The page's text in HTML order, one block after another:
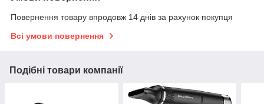
Повернення товару впродовж 14 днів за рахунок покупця
Всі умови повернення
Подібні товари компанії